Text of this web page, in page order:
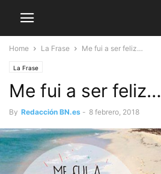
Home La Frase Me fui a ser feliz…
La Frase
Me fui a ser feliz…
By Redacción BN.es - 8 febrero, 2018